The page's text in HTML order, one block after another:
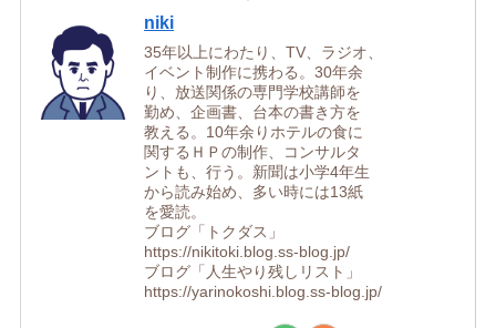
niki
35年以上にわたり、TV、ラジオ、
イベント制作に携わる。30年余
り、放送関係の専門学校講師を
勤め、企画書、台本の書き方を
教える。10年余りホテルの食に
関するＨＰの制作、コンサルタ
ントも、行う。新聞は小学4年生
から読み始め、多い時には13紙
を愛読。
ブログ「トクダス」
https://nikitoki.blog.ss-blog.jp/
ブログ「人生やり残しリスト」
https://yarinokoshi.blog.ss-blog.jp/